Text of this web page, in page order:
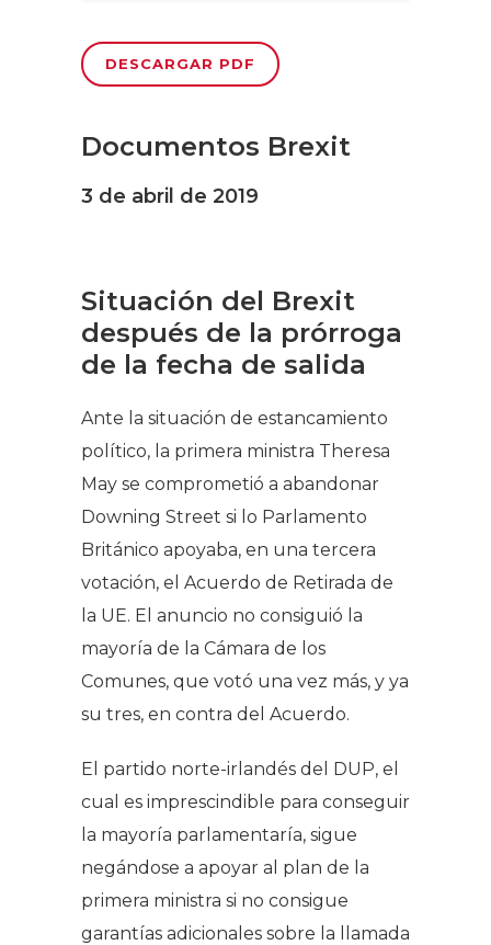
DESCARGAR PDF
Documentos Brexit
3 de abril de 2019
Situación del Brexit
después de la prórroga
de la fecha de salida
Ante la situación de estancamiento
político, la primera ministra Theresa
May se comprometió a abandonar
Downing Street si lo Parlamento
Británico apoyaba, en una tercera
votación, el Acuerdo de Retirada de
la UE. El anuncio no consiguió la
mayoría de la Cámara de los
Comunes, que votó una vez más, y ya
su tres, en contra del Acuerdo.
El partido norte-irlandés del DUP, el
cual es imprescindible para conseguir
la mayoría parlamentaría, sigue
negándose a apoyar al plan de la
primera ministra si no consigue
garantías adicionales sobre la llamada